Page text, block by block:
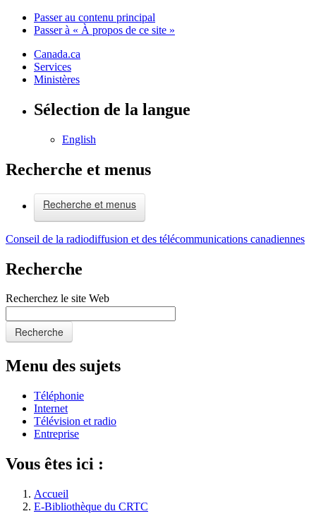
Passer au contenu principal
Passer à « À propos de ce site »
Canada.ca
Services
Ministères
Sélection de la langue
English
Recherche et menus
Recherche et menus
Conseil de la radiodiffusion et des télécommunications canadiennes
Recherche
Recherchez le site Web
Recherche
Menu des sujets
Téléphonie
Internet
Télévision et radio
Entreprise
Vous êtes ici :
Accueil
E-Bibliothèque du CRTC